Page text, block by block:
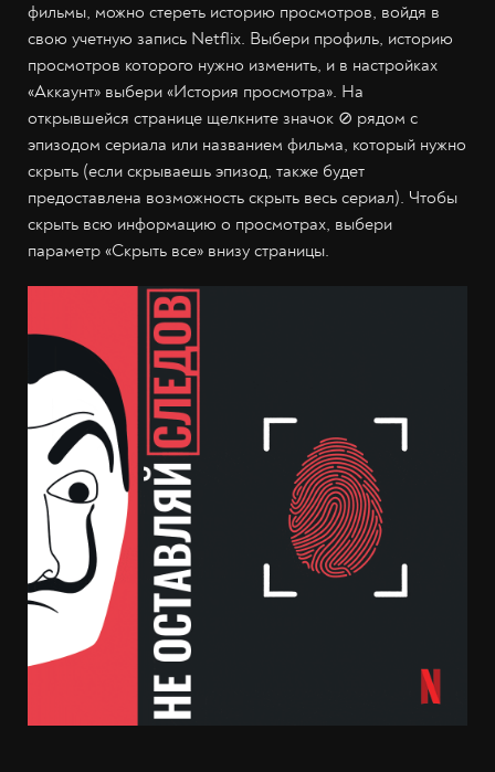
фильмы, можно стереть историю просмотров, войдя в
свою учетную запись Netflix. Выбери профиль, историю
просмотров которого нужно изменить, и в настройках
«Аккаунт» выбери «История просмотра». На
открывшейся странице щелкните значок ⊘ рядом с
эпизодом сериала или названием фильма, который нужно
скрыть (если скрываешь эпизод, также будет
предоставлена возможность скрыть весь сериал). Чтобы
скрыть всю информацию о просмотрах, выбери
параметр «Скрыть все» внизу страницы.